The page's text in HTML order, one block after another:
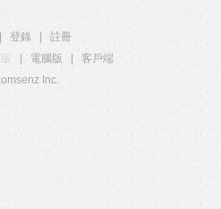
登錄
註冊
電腦版
客戶端
Inc.